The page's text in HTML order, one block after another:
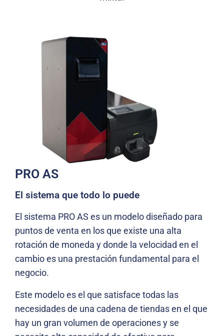
PRO AS
El sistema que todo lo puede
El sistema PRO AS es un modelo diseñado para
puntos de venta en los que existe una alta
rotación de moneda y donde la velocidad en el
cambio es una prestación fundamental para el
negocio.
Este modelo es el que satisface todas las
necesidades de una cadena de tiendas en el que
hay un gran volumen de operaciones y se